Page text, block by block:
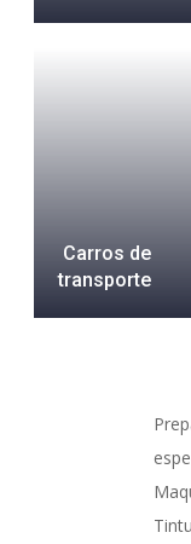
Carros de
transporte